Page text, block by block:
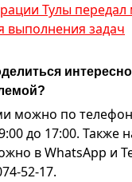
Тулы
выполнения задач
можно по
до 17:00. Также
в WhatsApp и
52-17.